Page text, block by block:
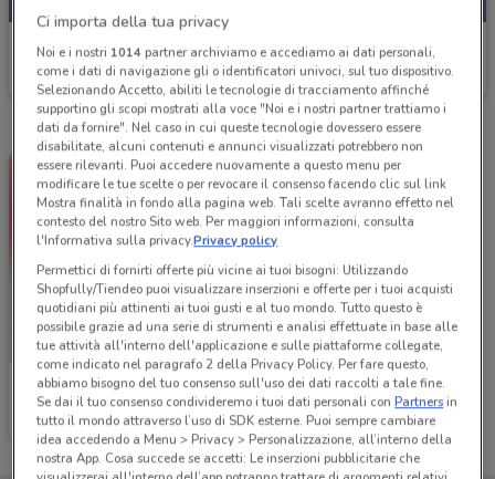
MediaWorld
Scade domani 6.4 km
MediaWorld
Scade venerdì 6.4 km
Ci importa della tua privacy
Noi e i nostri 1014partner archiviamo e accediamo ai dati personali,
come i dati di navigazione gli o identificatori univoci, sul tuo dispositivo.
Selezionando Accetto, abiliti le tecnologie di tracciamento affinché
supportino gli scopi mostrati alla voce "Noi e i nostri partner trattiamo i
dati da fornire". Nel caso in cui queste tecnologie dovessero essere
disabilitate, alcuni contenuti e annunci visualizzati potrebbero non
essere rilevanti. Puoi accedere nuovamente a questo menu per
modificare le tue scelte o per revocare il consenso facendo clic sul link
Mostra finalità in fondo alla pagina web. Tali scelte avranno effetto nel
contesto del nostro Sito web. Per maggiori informazioni, consulta
l'Informativa sulla privacy.Privacy policy
Permettici di fornirti offerte più vicine ai tuoi bisogni: Utilizzando
Shopfully/Tiendeo puoi visualizzare inserzioni e offerte per i tuoi acquisti
quotidiani più attinenti ai tuoi gusti e al tuo mondo. Tutto questo è
possibile grazie ad una serie di strumenti e analisi effettuate in base alle
tue attività all'interno dell'applicazione e sulle piattaforme collegate,
come indicato nel paragrafo 2 della Privacy Policy. Per fare questo,
abbiamo bisogno del tuo consenso sull'uso dei dati raccolti a tale fine.
Se dai il tuo consenso condivideremo i tuoi dati personali conPartnersin
tutto il mondo attraverso l’uso di SDK esterne. Puoi sempre cambiare
idea accedendo a Menu > Privacy > Personalizzazione, all’interno della
nostra App. Cosa succede se accetti: Le inserzioni pubblicitarie che